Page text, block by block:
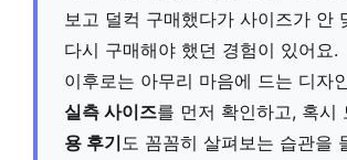
보고 덜컥 구매했다가 사이즈가 안
다시 구매해야 했던 경험이 있어요.
이후로는 아무리 마음에 드는 디자
실측 사이즈를 먼저 확인하고, 혹시
용 후기 도 꼼꼼히 살펴보는 습관을